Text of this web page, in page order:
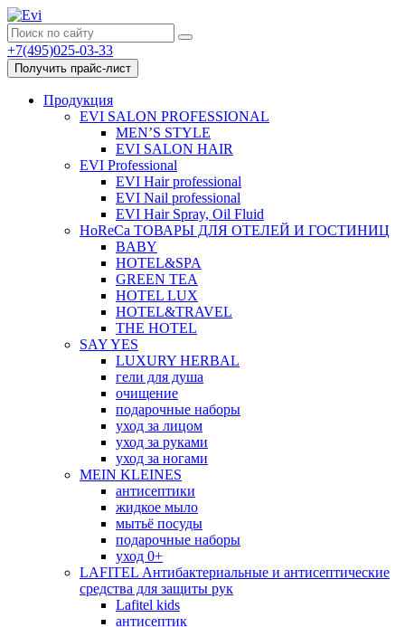
+7(495)025-03-33
Получить прайс-лист
Продукция
EVI SALON PROFESSIONAL
MEN’S STYLE
EVI SALON HAIR
EVI Professional
EVI Hair professional
EVI Nail professional
EVI Hair Spray, Oil Fluid
HoReCa ТОВАРЫ ДЛЯ ОТЕЛЕЙ И ГОСТИНИЦ
BABY
HOTEL&SPA
GREEN TEA
HOTEL LUX
HOTEL&TRAVEL
THE HOTEL
SAY YES
LUXURY HERBAL
гели для душа
очищение
подарочные наборы
уход за лицом
уход за руками
уход за ногами
MEIN KLEINES
антисептики
жидкое мыло
мытьё посуды
подарочные наборы
уход 0+
LAFITEL Антибактериальные и антисептические
средства для защиты рук
Lafitel kids
антисептик